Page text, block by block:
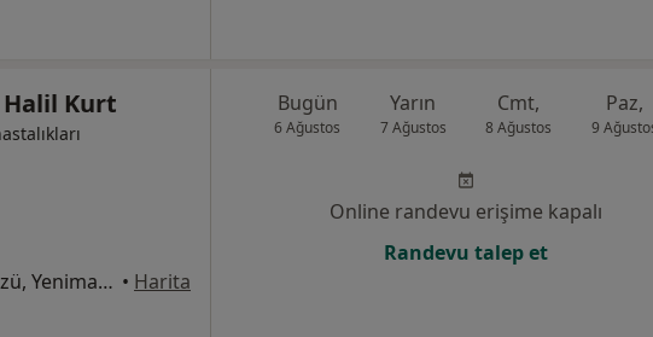
Halil Kurt
Yaşam Caddesi No:5 Söğütözü, Yenimahalle • Harita
Bugün
6 Ağustos
Yarın
7 Ağustos
Cmt,
8 Ağustos
Paz,
9
Online randevu erişime kapalı
Randevu talep et